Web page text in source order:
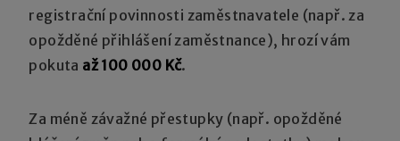
registrační povinnosti zaměstnavatele (např. za
opožděné přihlášení zaměstnance), hrozí vám
pokuta až 100 000 Kč.
Za méně závažné přestupky (např. opožděné